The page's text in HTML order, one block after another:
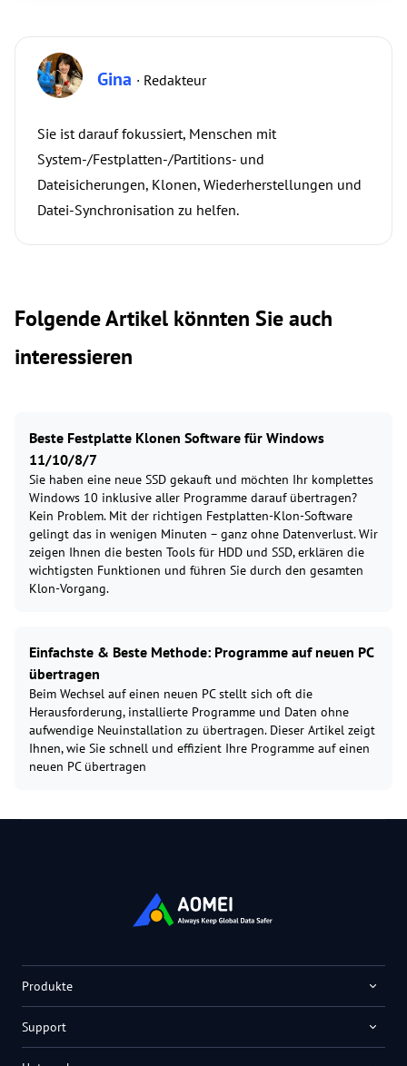
Gina · Redakteur
Sie ist darauf fokussiert, Menschen mit
System-/Festplatten-/Partitions- und
Dateisicherungen, Klonen, Wiederherstellungen und
Datei-Synchronisation zu helfen.
Folgende Artikel könnten Sie auch
interessieren
Beste Festplatte Klonen Software für Windows
11/10/8/7
Sie haben eine neue SSD gekauft und möchten Ihr komplettes
Windows 10 inklusive aller Programme darauf übertragen?
Kein Problem. Mit der richtigen Festplatten-Klon-Software
gelingt das in wenigen Minuten – ganz ohne Datenverlust. Wir
zeigen Ihnen die besten Tools für HDD und SSD, erklären die
wichtigsten Funktionen und führen Sie durch den gesamten
Klon-Vorgang.
Einfachste & Beste Methode: Programme auf neuen PC
übertragen
Beim Wechsel auf einen neuen PC stellt sich oft die
Herausforderung, installierte Programme und Daten ohne
aufwendige Neuinstallation zu übertragen. Dieser Artikel zeigt
Ihnen, wie Sie schnell und effizient Ihre Programme auf einen
neuen PC übertragen
Produkte
Support